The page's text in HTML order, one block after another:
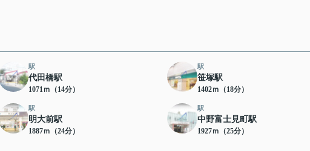
駅
代田橋駅
1071ｍ（14分）
駅
笹塚駅
1402ｍ（18分）
駅
明大前駅
1887ｍ（24分）
駅
中野富士見町駅
1927ｍ（25分）